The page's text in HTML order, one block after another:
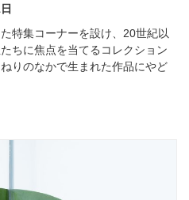
特集コーナーを設け、20世紀以
ちに焦点を当てるコレクション
りのなかで生まれた作品にやど